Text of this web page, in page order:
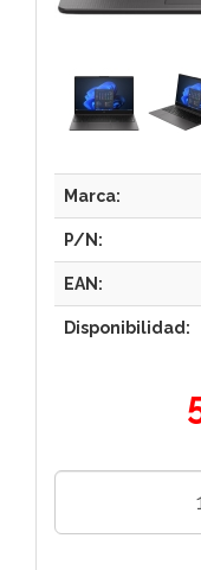
Marca:
P/N:
EAN:
Disponibilidad: